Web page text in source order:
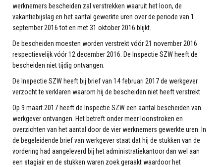
werknemers bescheiden zal verstrekken waaruit het loon, de
vakantiebijslag en het aantal gewerkte uren over de periode van 1
september 2016 tot en met 31 oktober 2016 blijkt.
De bescheiden moesten worden verstrekt vóór 21 november 2016
respectievelijk vóór 12 december 2016. De Inspectie SZW heeft de
bescheiden niet tijdig ontvangen.
De Inspectie SZW heeft bij brief van 14 februari 2017 de werkgever
verzocht te verklaren waarom hij de bescheiden niet heeft verstrekt.
Op 9 maart 2017 heeft de Inspectie SZW een aantal bescheiden van
werkgever ontvangen. Het betreft onder meer loonstroken en
overzichten van het aantal door de vier werknemers gewerkte uren. In
de begeleidende brief van werkgever staat dat hij de stukken van de
vordering had aangeleverd bij het administratiekantoor dan wel aan
een stagiair en de stukken waren zoek geraakt waardoor het